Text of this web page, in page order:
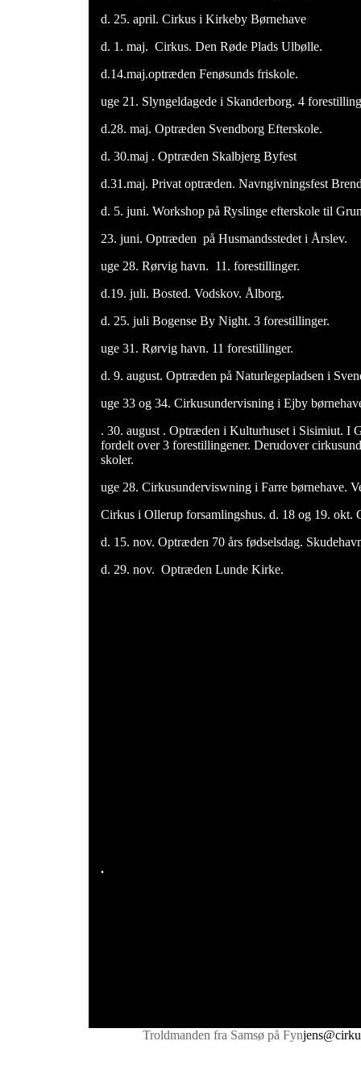
d. 25. april. Cirkus i Kirkeby Børnehave
d. 1. maj. Cirkus. Den Røde Plads Ulbølle.
d.14.maj.optræden Fenøsunds friskole.
uge 21. Slyngeldagede i Skanderborg. 4
d.28. maj. Optræden Svendborg Efterskole.
d. 30.maj . Optræden Skalbjerg Byfest
d.31.maj. Privat optræden. Navngivningsfest
d. 5. juni. Workshop på Ryslinge efterskole til
23. juni. Optræden på Husmandsstedet i Årslev.
uge 28. Rørvig havn. 11. forestillinger.
d.19. juli. Bosted. Vodskov. Ålborg.
d. 25. juli Bogense By Night. 3 forestillinger.
uge 31. Rørvig havn. 11 forestillinger.
d. 9. august. Optræden på Naturlegepladsen i
uge 33 og 34. Cirkusundervisning i Ejby
. 30. august . Optræden i Kulturhuset i Sisimiut. I
fordelt over 3 forestillingener. Derudover
skoler.
uge 28. Cirkusunderviswning i Farre børnehave.
Cirkus i Ollerup forsamlingshus. d. 18 og 19. okt.
d. 15. nov. Optræden 70 års fødselsdag.
d. 29. nov. Optræden Lunde Kirke.
.
Troldmanden fra Samsø på Fyn